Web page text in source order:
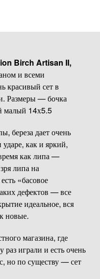
Birch Artisan II,
и всеми
красивый сет в
Размеры — бочка
малый 14х5.5
береза дает очень
как и яркий,
как липа —
липа на
«басовое
дефектов — все
идеальное, вся
новые.
магазина, где
играли и есть очень
но по существу — сет